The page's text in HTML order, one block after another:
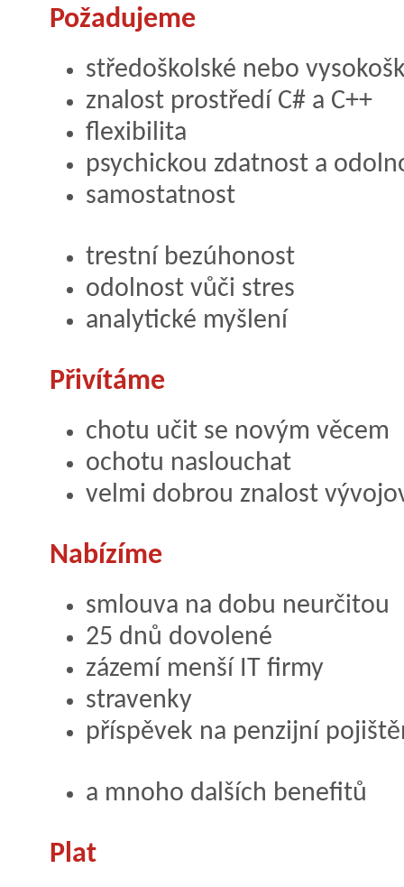
Požadujeme
středoškolské nebo
znalost prostředí C# a C++
flexibilita
psychickou zdatnost a
samostatnost
trestní bezúhonost
odolnost vůči stres
analytické myšlení
Přivítáme
chotu učit se novým věcem
ochotu naslouchat
velmi dobrou znalost
Nabízíme
smlouva na dobu neurčitou
25 dnů dovolené
zázemí menší IT firmy
stravenky
příspěvek na penzijní
a mnoho dalších benefitů
Plat